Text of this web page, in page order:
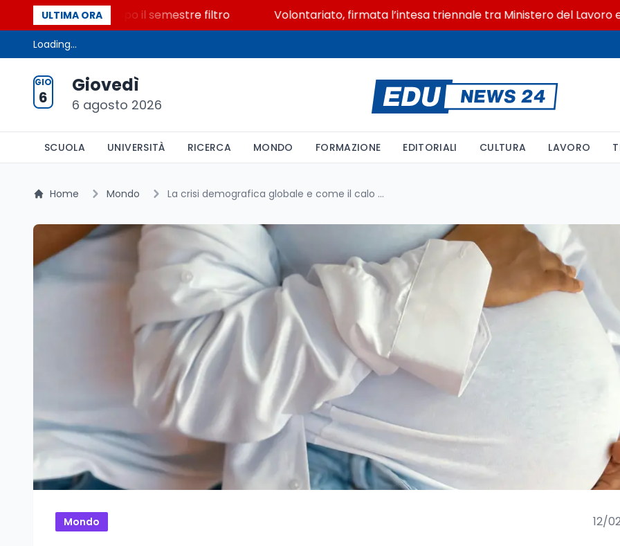
ULTIMA ORA
vacanti dopo il semestre filtro Volontariato, firmata l’intesa triennale tra Ministero del Lavoro e
Loading...
GIO
6
Giovedì
6 agosto 2026
SCUOLA UNIVERSITÀ RICERCA MONDO FORMAZIONE EDITORIALI CULTURA LAVORO
Home Mondo La crisi demografica globale e come il calo delle nascite sta trasformando società ed economie nel mondo
Mondo 12/